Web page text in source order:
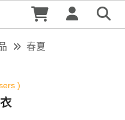
時裳韓風
春夏
)